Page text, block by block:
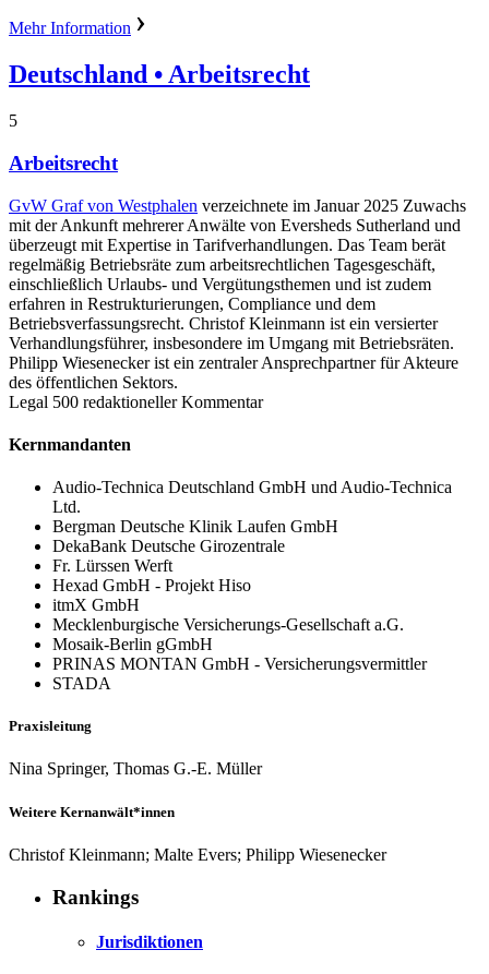
Mehr Information
Deutschland • Arbeitsrecht
5
Arbeitsrecht
GvW Graf von Westphalen verzeichnete im Januar 2025 Zuwachs
mit der Ankunft mehrerer Anwälte von Eversheds Sutherland und
überzeugt mit Expertise in Tarifverhandlungen. Das Team berät
regelmäßig Betriebsräte zum arbeitsrechtlichen Tagesgeschäft,
einschließlich Urlaubs- und Vergütungsthemen und ist zudem
erfahren in Restrukturierungen, Compliance und dem
Betriebsverfassungsrecht. Christof Kleinmann ist ein versierter
Verhandlungsführer, insbesondere im Umgang mit Betriebsräten.
Philipp Wiesenecker ist ein zentraler Ansprechpartner für Akteure
des öffentlichen Sektors.
Legal 500 redaktioneller Kommentar
Kernmandanten
Audio-Technica Deutschland GmbH und Audio-Technica
Ltd.
Bergman Deutsche Klinik Laufen GmbH
DekaBank Deutsche Girozentrale
Fr. Lürssen Werft
Hexad GmbH - Projekt Hiso
itmX GmbH
Mecklenburgische Versicherungs-Gesellschaft a.G.
Mosaik-Berlin gGmbH
PRINAS MONTAN GmbH - Versicherungsvermittler
STADA
Praxisleitung
Nina Springer, Thomas G.-E. Müller
Weitere Kernanwält*innen
Christof Kleinmann; Malte Evers; Philipp Wiesenecker
Rankings
Jurisdiktionen